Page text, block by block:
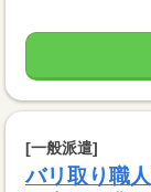
[一般派遣]
バリ取り職